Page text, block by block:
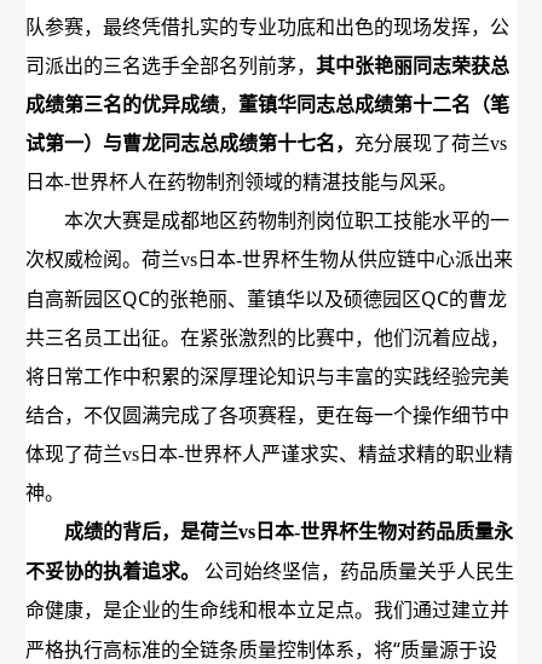
队参赛，最终凭借扎实的专业功底和出色的现场发挥，公
司派出的三名选手全部名列前茅， 其中张艳丽同志荣获总
成绩第三名的优异成绩， 董镇华同志总成绩第十二名（笔
试第一）与曹龙同志总成绩第十七名， 充分展现了荷兰vs
日本-世界杯人在药物制剂领域的精湛技能与风采。
本次大赛是成都地区药物制剂岗位职工技能水平的一
次权威检阅。荷兰vs日本-世界杯生物从供应链中心派出来
自高新园区QC的张艳丽、董镇华以及硕德园区QC的曹龙
共三名员工出征。在紧张激烈的比赛中，他们沉着应战，
将日常工作中积累的深厚理论知识与丰富的实践经验完美
结合，不仅圆满完成了各项赛程，更在每一个操作细节中
体现了荷兰vs日本-世界杯人严谨求实、精益求精的职业精
神。
成绩的背后，是荷兰vs日本-世界杯生物对药品质量永
不妥协的执着追求。
公司始终坚信，药品质量关乎人民生
命健康，是企业的生命线和根本立足点。我们通过建立并
严格执行高标准的全链条质量控制体系，将“质量源于设